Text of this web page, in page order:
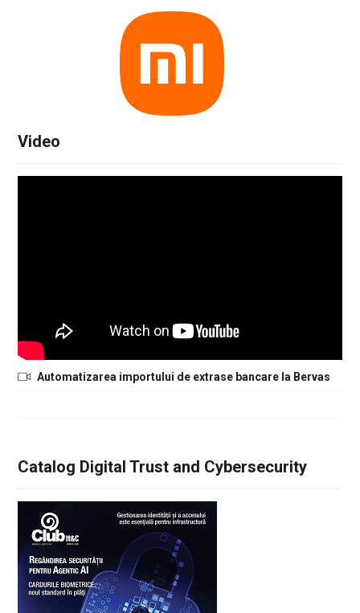
Video
Automatizarea importului de extrase bancare la Bervas
Catalog Digital Trust and Cybersecurity